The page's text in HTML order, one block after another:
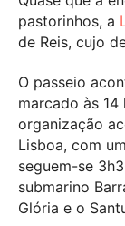
pastorinhos, a
de Reis, cujo
O passeio
marcado às 14
organização
Lisboa, com
seguem-se
submarino
Glória e o